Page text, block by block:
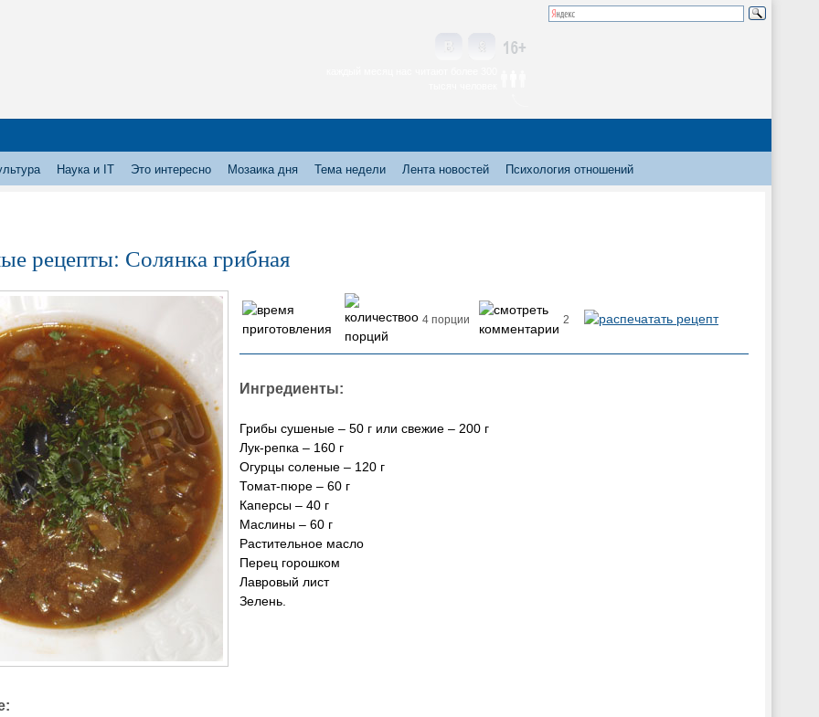
Наука и IT Это интересно Мозаика дня Тема недели Лента новостей Психология отношений
рецепты: Солянка грибная
4 порции 2
Ингредиенты:
Грибы сушеные – 50 г или свежие – 200 г
Лук-репка – 160 г
Огурцы соленые – 120 г
Томат-пюре – 60 г
Каперсы – 40 г
Маслины – 60 г
Растительное масло
Перец горошком
Лавровый лист
Зелень.